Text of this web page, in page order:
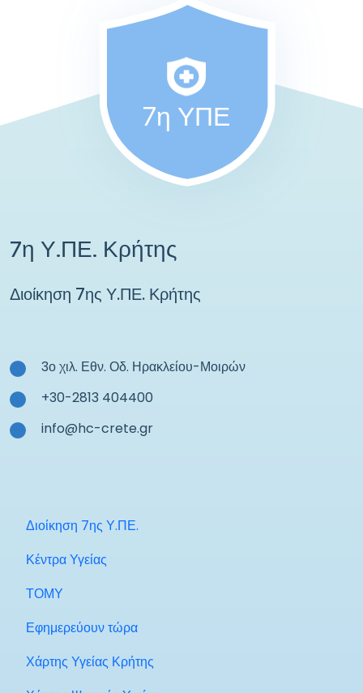
7η ΥΠΕ
7η Υ.ΠΕ. Κρήτης
Διοίκηση 7ης Υ.ΠΕ. Κρήτης
3ο χιλ. Εθν. Οδ. Ηρακλείου-Μοιρών
+30-2813 404400
info@hc-crete.gr
Διοίκηση 7ης Υ.ΠΕ.
Κέντρα Υγείας
ΤΟΜΥ
Εφημερεύουν τώρα
Χάρτης Υγείας Κρήτης